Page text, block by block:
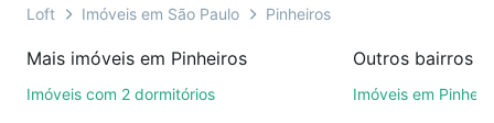
mil corretores e imobiliárias te ajudando na compra,
Como escolher um imóvel?
Loft Imóveis em São Paulo Pinheiros
Mais imóveis em Pinheiros
Imóveis com 2 dormitórios
Outros bairros
Imóveis em